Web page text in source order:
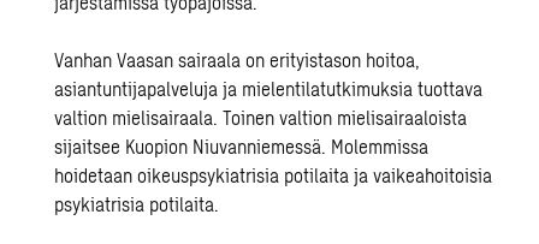
Vanhan Vaasan sairaala on erityistason hoitoa,
asiantuntijapalveluja ja mielentilatutkimuksia tuottava
valtion mielisairaala. Toinen valtion mielisairaaloista
sijaitsee Kuopion Niuvanniemessä. Molemmissa
hoidetaan oikeuspsykiatrisia potilaita ja vaikeahoitoisia
psykiatrisia potilaita.